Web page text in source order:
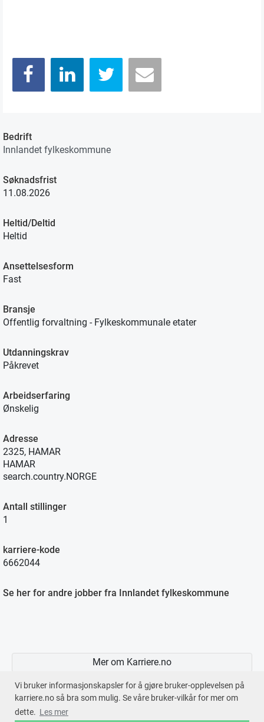
Vi bruker informasjonskapsler for å gjøre bruker-opplevelsen på
karriere.no så bra som mulig. Se våre bruker-vilkår for mer om
dette. Les mer
Bedrift
Innlandet fylkeskommune
Søknadsfrist
11.08.2026
Heltid/Deltid
Heltid
Ansettelsesform
Fast
Bransje
Offentlig forvaltning - Fylkeskommunale etater
Utdanningskrav
Påkrevet
Arbeidserfaring
Ønskelig
Adresse
2325, HAMAR
HAMAR
search.country.NORGE
Antall stillinger
1
karriere-kode
6662044
Se her for andre jobber fra Innlandet fylkeskommune
Mer om Karriere.no